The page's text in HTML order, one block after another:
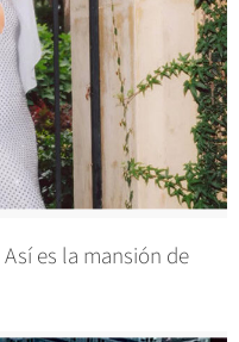
Así es la mansión de